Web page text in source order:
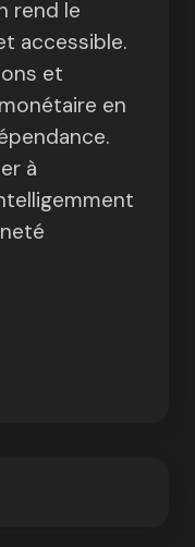
rend le
accessible.
et
en
à